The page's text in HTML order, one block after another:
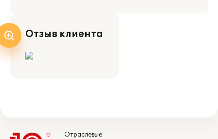
Отзыв клиента
Отраслевые